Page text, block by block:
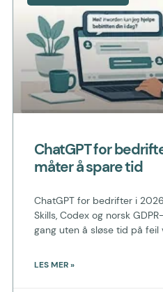
ChatGPT for
måter å spare tid
ChatGPT for bedrifter i
Skills, Codex og norsk
gang uten å sløse tid på feil
LES MER »